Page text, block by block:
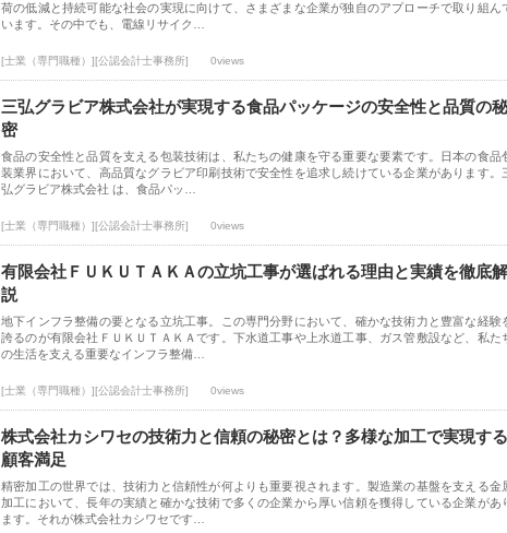
荷の低減と持続可能な社会の実現に向けて、さまざまな企業が独自のアプローチで取り組ん
います。その中でも、電線リサイク…
[士業（専門職種）][公認会計士事務所] 0views
三弘グラビア株式会社が実現する食品パッケージの安全性と品質の秘
密
食品の安全性と品質を支える包装技術は、私たちの健康を守る重要な要素です。日本の食品
装業界において、高品質なグラビア印刷技術で安全性を追求し続けている企業があります。
弘グラビア株式会社 は、食品パッ…
[士業（専門職種）][公認会計士事務所] 0views
有限会社ＦＵＫＵＴＡＫＡの立坑工事が選ばれる理由と実績を徹底解
説
地下インフラ整備の要となる立坑工事。この専門分野において、確かな技術力と豊富な経験
誇るのが有限会社ＦＵＫＵＴＡＫＡです。下水道工事や上水道工事、ガス管敷設など、私た
の生活を支える重要なインフラ整備…
[士業（専門職種）][公認会計士事務所] 0views
株式会社カシワセの技術力と信頼の秘密とは？多様な加工で実現する
顧客満足
精密加工の世界では、技術力と信頼性が何よりも重要視されます。製造業の基盤を支える金
加工において、長年の実績と確かな技術で多くの企業から厚い信頼を獲得している企業があ
ます。それが株式会社カシワセです…